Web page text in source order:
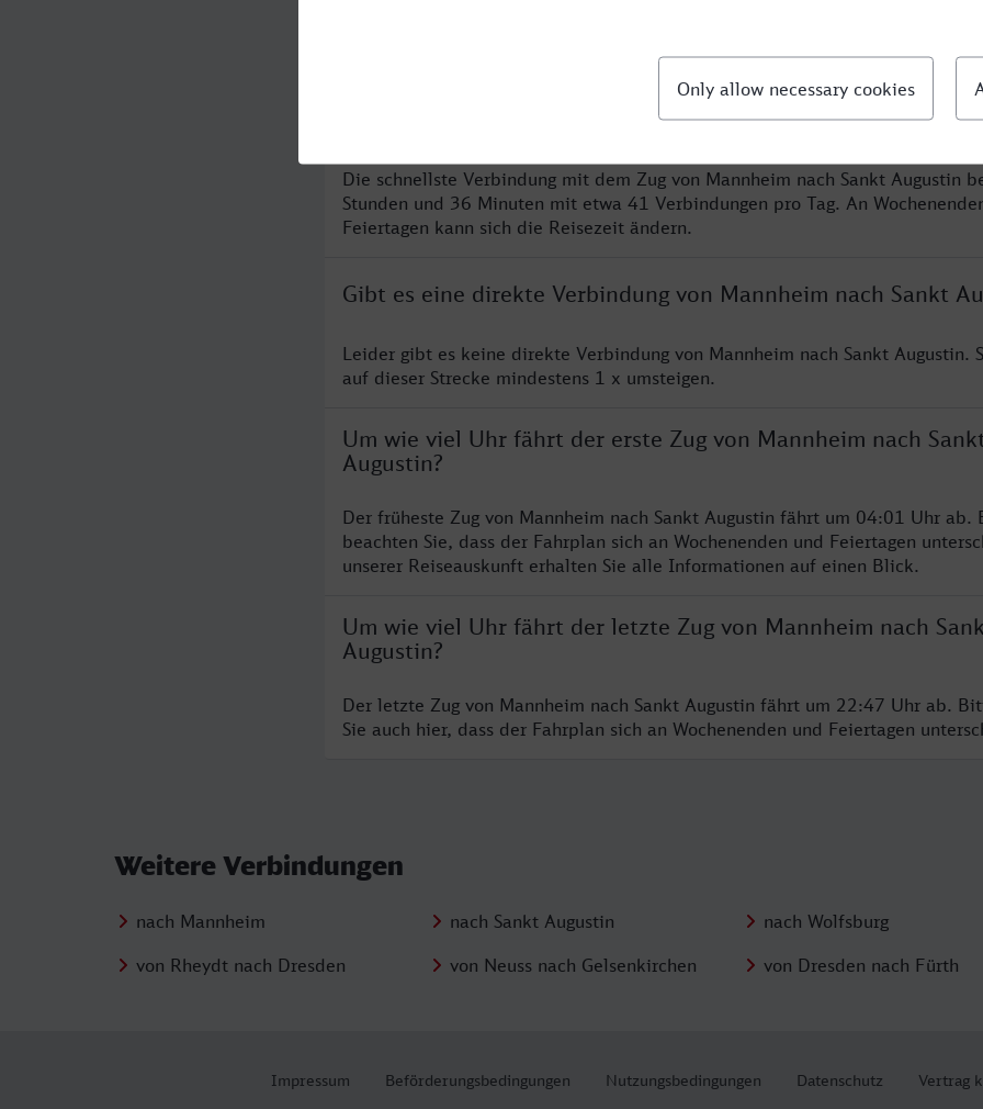
Was ist die schnellste Verbindung von Mannheim nach Sankt
Die schnellste Verbindung mit dem Zug von Mannheim nach Sankt Augustin
Stunden und 36 Minuten mit etwa 41 Verbindungen pro Tag. An
Feiertagen kann sich die Reisezeit ändern.
Gibt es eine direkte Verbindung von Mannheim nach Sankt
Leider gibt es keine direkte Verbindung von Mannheim nach Sankt Augustin.
auf dieser Strecke mindestens 1 x umsteigen.
Um wie viel Uhr fährt der erste Zug von Mannheim nach
Augustin?
Der früheste Zug von Mannheim nach Sankt Augustin fährt um 04:01 Uhr ab.
beachten Sie, dass der Fahrplan sich an Wochenenden und Feiertagen
unserer Reiseauskunft erhalten Sie alle Informationen auf einen Blick.
Um wie viel Uhr fährt der letzte Zug von Mannheim nach
Augustin?
Der letzte Zug von Mannheim nach Sankt Augustin fährt um 22:47 Uhr ab.
Sie auch hier, dass der Fahrplan sich an Wochenenden und Feiertagen
Weitere Verbindungen
nach Mannheim nach Sankt Augustin nach Wolfsburg
von Rheydt nach Dresden
von Neuss nach Gelsenkirchen von Dresden nach Fürth
Impressum Beförderungsbedingungen Nutzungsbedingungen Datenschutz Vertrag